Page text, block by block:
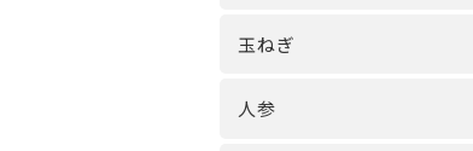
玉ねぎ
人参